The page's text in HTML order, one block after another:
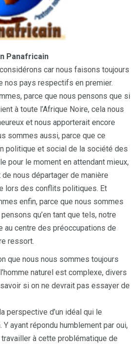
Panafricain
car nous faisons toujours
nos pays respectifs en premier.
parce que nous pensons que si
à toute l’Afrique Noire, cela nous
et nous apporterait encore
sommes aussi, parce que ce
politique et social de la société des
pour le moment en attendant mieux,
nous départager de manière
lors des conflits politiques. Et
enfin, parce que nous sommes
qu’en tant que tels, notre
au centre des préoccupations de
ressort.
que nous nous sommes toujours
naturel est complexe, divers
si on ne devrait pas essayer de
perspective d’un idéal qui le
Y ayant répondu humblement par oui,
à cette problématique de